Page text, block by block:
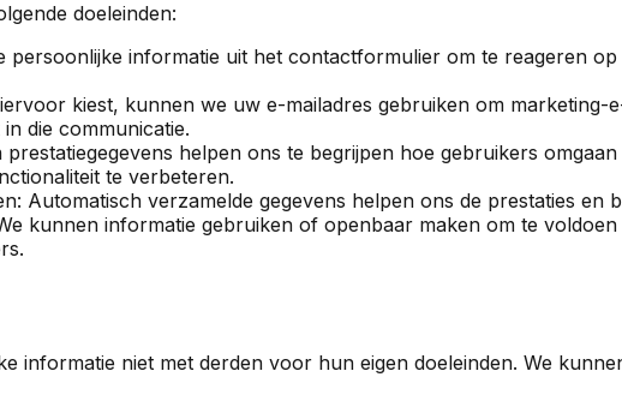
doeleinden:
persoonlijke informatie uit het contactformulier om te reageren
kiest, kunnen we uw e-mailadres gebruiken om
die communicatie.
helpen ons te begrijpen hoe gebruikers
te verbeteren.
Automatisch verzamelde gegevens helpen ons de prestaties en
kunnen informatie gebruiken of openbaar maken om te
informatie niet met derden voor hun eigen doeleinden. We